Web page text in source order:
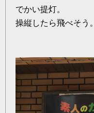
でかい提灯。
操縦したら飛べそう。